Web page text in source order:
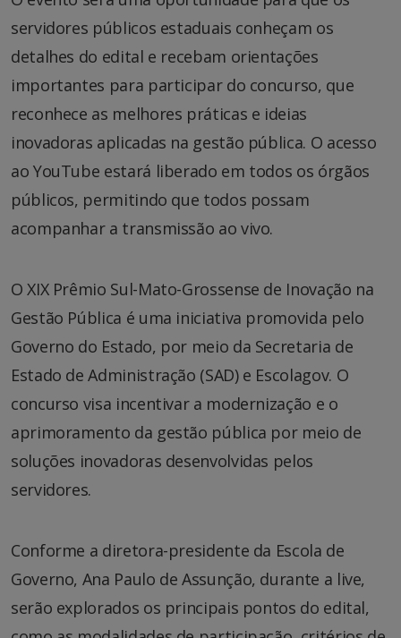
servidores públicos estaduais conheçam os
detalhes do edital e recebam orientações
importantes para participar do concurso, que
reconhece as melhores práticas e ideias
inovadoras aplicadas na gestão pública. O acesso
ao YouTube estará liberado em todos os órgãos
públicos, permitindo que todos possam
acompanhar a transmissão ao vivo.
O XIX Prêmio Sul-Mato-Grossense de Inovação na
Gestão Pública é uma iniciativa promovida pelo
Governo do Estado, por meio da Secretaria de
Estado de Administração (SAD) e Escolagov. O
concurso visa incentivar a modernização e o
aprimoramento da gestão pública por meio de
soluções inovadoras desenvolvidas pelos
servidores.
Conforme a diretora-presidente da Escola de
Governo, Ana Paulo de Assunção, durante a live,
serão explorados os principais pontos do edital,